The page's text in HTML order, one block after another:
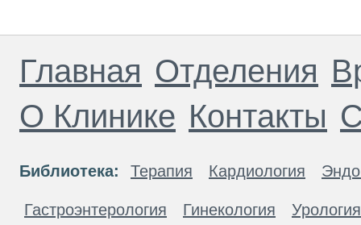
Главная Отделения
О Клинике Контакты
Библиотека: Терапия Кардиология
Гастроэнтерология Гинекология Урология